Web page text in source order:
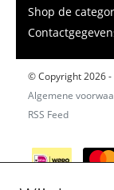
Shop de
© Copyright 2026
Algemene
RSS Feed